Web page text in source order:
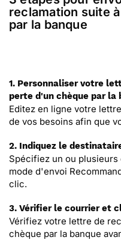
reclamation suite
par la banque
1. Personnaliser votre
perte d'un chèque par la
Editez en ligne votre
de vos besoins afin que
2. Indiquez le
Spécifiez un ou
mode d'envoi
clic.
3. Vérifier le courrier et
Vérifiez votre lettre de
chèque par la banque